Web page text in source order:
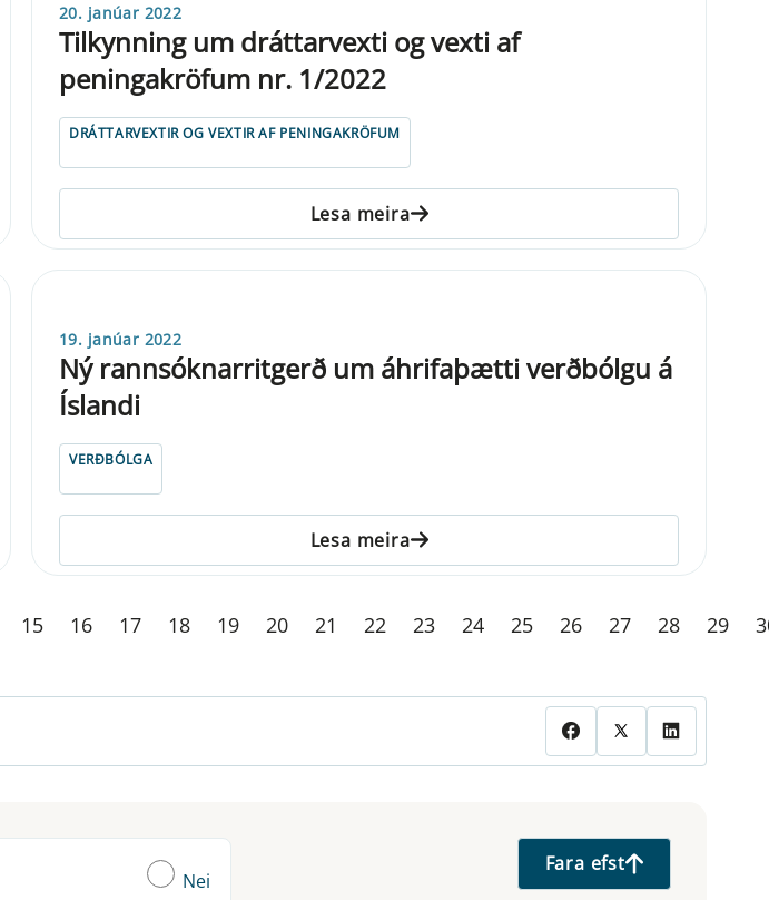
20. janúar 2022
Tilkynning um dráttarvexti og vexti af
peningakröfum nr. 1/2022
DRÁTTARVEXTIR OG VEXTIR AF PENINGAKRÖFUM
Lesa meira
19. janúar 2022
Ný rannsóknarritgerð um áhrifaþætti verðbólgu á
Íslandi
VERÐBÓLGA
Lesa meira
15 16 17 18 19 20 21 22 23 24 25 26 27 28 29
Nei
Fara efst